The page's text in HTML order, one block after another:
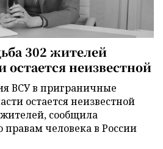
302 жителей
остается неизвестной
ВСУ в приграничные
остается неизвестной
сообщила
человека в России